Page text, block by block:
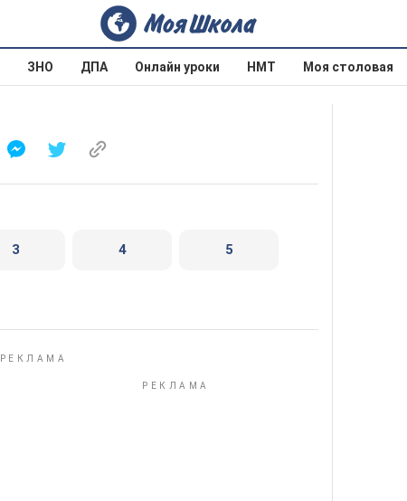
ЗНО ДПА Онлайн уроки НМТ Моя столовая
3 4 5